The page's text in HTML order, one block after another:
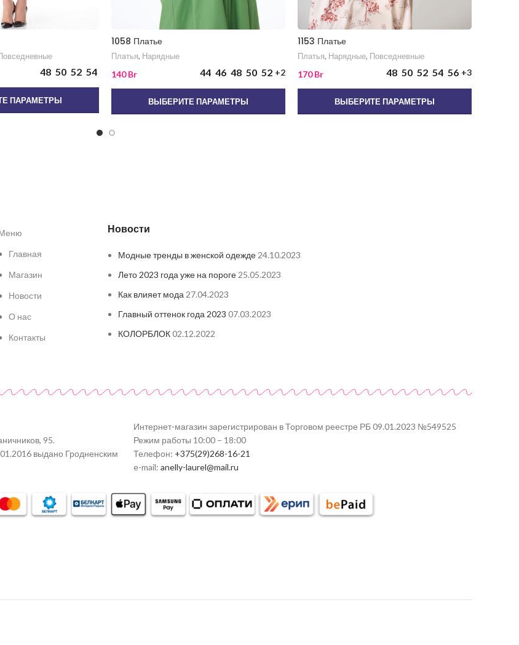
48 50 52 54
ПАРАМЕТРЫ
1058 Платье
Платья, Нарядные
140Br 44 46 48 50 52 +2
ВЫБЕРИТЕ ПАРАМЕТРЫ
1153 Платье
Платья, Нарядные, Повседневные
170Br 48 50 52 54 56 +3
ВЫБЕРИТЕ ПАРАМЕТРЫ
Главная
Магазин
Новости
О нас
Контакты
Новости
Модные тренды в женской одежде 24.10.2023
Лето 2023 года уже на пороге 25.05.2023
Как влияет мода 27.04.2023
Главный оттенок года 2023 07.03.2023
КОЛОРБЛОК 02.12.2022
95.
выдано Гродненским
Интернет-магазин зарегистрирован в Торговом реестре РБ 09.01.2023 №549525
Режим работы 10:00 – 18:00
Телефон: +375(29)268-16-21
e-mail: anelly-laurel@mail.ru